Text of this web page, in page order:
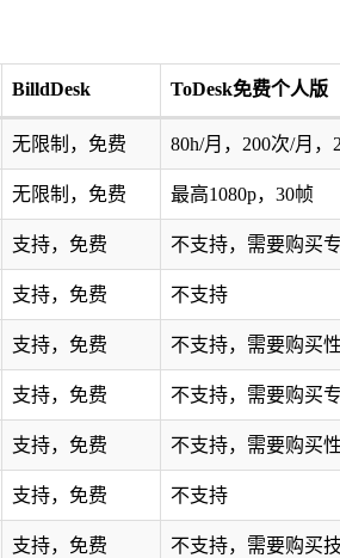
BilldDesk ToDesk免费个人版
无限制，免费 80h/月，200次/月，
无限制，免费 最高1080p，30帧
支持，免费 不支持，需要购买
支持，免费 不支持
支持，免费 不支持，需要购买
支持，免费 不支持，需要购买
支持，免费 不支持，需要购买
支持，免费 不支持
支持，免费 不支持，需要购买